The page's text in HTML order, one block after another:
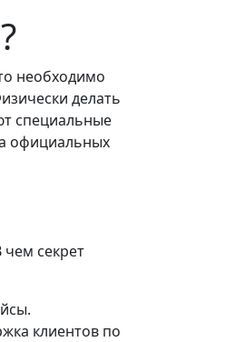
необходимо
делать
специальные
официальных
секрет
клиентов по